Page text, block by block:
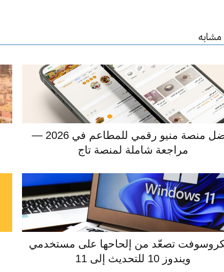
مشابه
أفضل منصة منيو رقمي للمطاعم في 2026 —
مراجعة شاملة لمنصة تاج
تصعّد من إلحاحها على مستخدمي
ويندوز 10 للتحديث إلى 11